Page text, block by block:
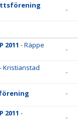
-
- Räppe
-
- Kristianstad
-
-
-
-